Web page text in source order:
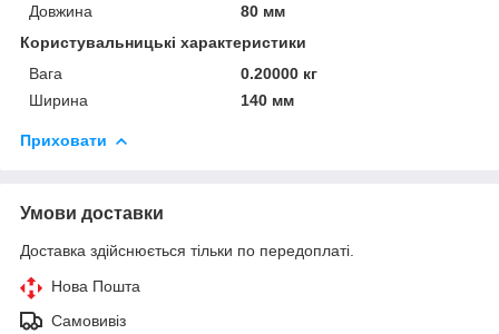
Довжина
80 мм
Користувальницькі характеристики
Вага
0.20000 кг
Ширина
140 мм
Приховати
Умови доставки
Доставка здійснюється тільки по передоплаті.
Нова Пошта
Самовивіз